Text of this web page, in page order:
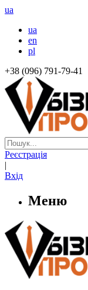
ua
ua
en
pl
+38 (096) 791-79-41
Реєстрація
|
Вхід
Меню